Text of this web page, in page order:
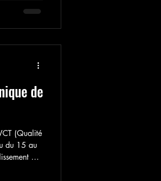
tiré du
de
(Qualité
du 15 au
du